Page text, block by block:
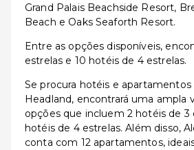
Grand Palais Beachside Resort,
Beach e Oaks Seaforth Resort.
Entre as opções disponíveis,
estrelas e 10 hotéis de 4 estrelas.
Se procura hotéis e apartamentos
Headland, encontrará uma ampla
opções que incluem 2 hotéis de 3
hotéis de 4 estrelas. Além disso,
conta com 12 apartamentos,